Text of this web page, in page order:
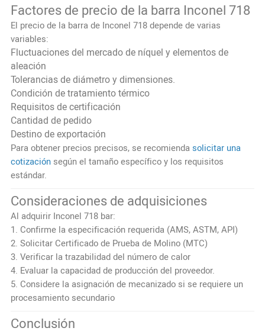
Factores de precio de la barra Inconel 718
El precio de la barra de Inconel 718 depende de varias
variables:
Fluctuaciones del mercado de níquel y elementos de
aleación
Tolerancias de diámetro y dimensiones.
Condición de tratamiento térmico
Requisitos de certificación
Cantidad de pedido
Destino de exportación
Para obtener precios precisos, se recomienda solicitar una
cotizaciónsegún el tamaño específico y los requisitos
estándar.
Consideraciones de adquisiciones
Al adquirir Inconel 718 bar:
1. Confirme la especificación requerida (AMS, ASTM, API)
2. Solicitar Certificado de Prueba de Molino (MTC)
3. Verificar la trazabilidad del número de calor
4. Evaluar la capacidad de producción del proveedor.
5. Considere la asignación de mecanizado si se requiere un
procesamiento secundario
Conclusión